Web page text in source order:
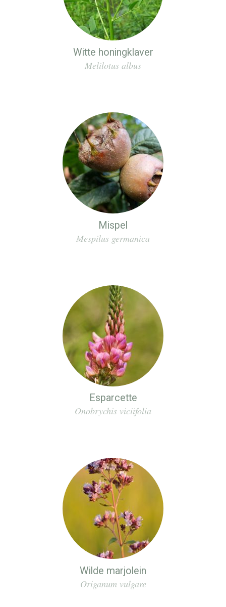
Witte honingklaver
Melilotus albus
Mispel
Mespilus germanica
Esparcette
Onobrychis viciifolia
Wilde marjolein
Origanum vulgare